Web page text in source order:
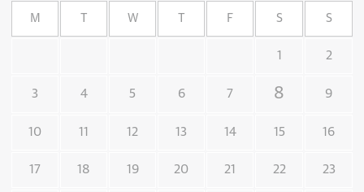
M W F S S
1 2
3 4 5 6 7 8 9
10 11 12 13 14 15 16
17 18 19 20 21 22 23